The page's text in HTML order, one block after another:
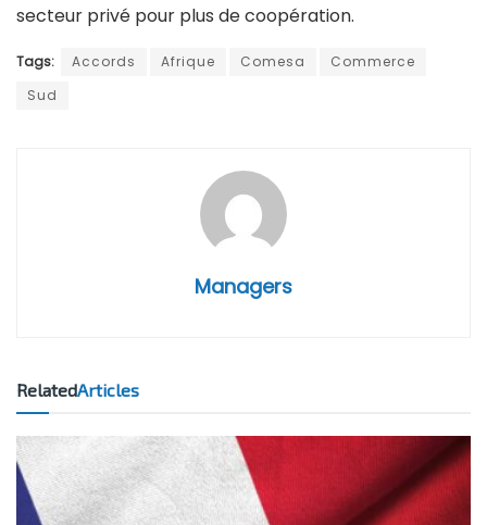
secteur privé pour plus de coopération.
Tags: Accords Afrique Comesa
Commerce
Sud
Managers
RelatedArticles